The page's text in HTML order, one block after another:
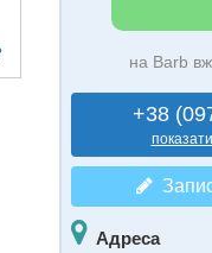
на Barb
+38
Адреса